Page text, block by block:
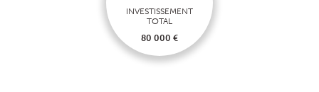
INVESTISSEMENT
TOTAL
80 000 €